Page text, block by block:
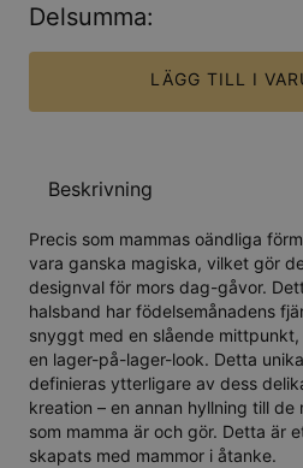
Delsumma:
LÄGG TILL I
Beskrivning
Precis som mammas oändliga
vara ganska magiska, vilket gör
designval för mors dag-gåvor.
halsband har födelsemånadens
snyggt med en slående
en lager-på-lager-look. Detta
definieras ytterligare av dess
kreation – en annan hyllning till
som mamma är och gör. Detta är
skapats med mammor i åtanke.